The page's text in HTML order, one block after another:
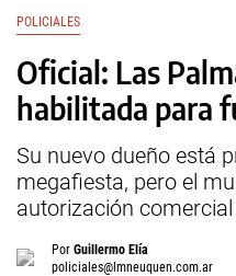
POLICIALES
Oficial: Las
habilitada para
Su nuevo dueño está
megafiesta, pero el
autorización
Por Guillermo Elía
policiales@lmneuquen.com.ar